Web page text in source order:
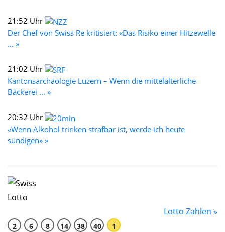
21:52 Uhr
Der Chef von Swiss Re kritisiert: «Das Risiko einer Hitzewelle
... »
21:02 Uhr
Kantonsarchäologie Luzern – Wenn die mittelalterliche
Bäckerei ... »
20:32 Uhr
«Wenn Alkohol trinken strafbar ist, werde ich heute
sündigen» »
Lotto Zahlen »
2 6 8 14 38 40 1